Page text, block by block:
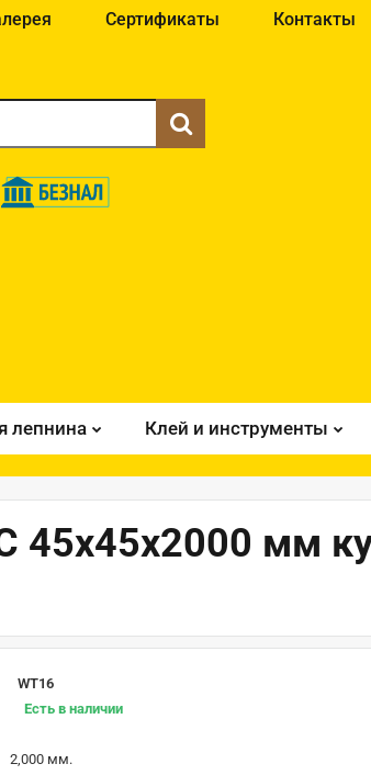
Сертификаты Контакты
лепнина Клей и инструменты
45х45х2000 мм
WT16
Есть в наличии
2,000 мм.